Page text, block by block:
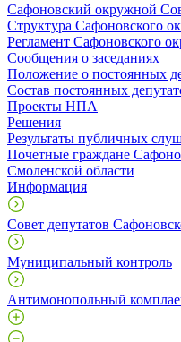
Сафоновский окружной
Структура Сафоновского
Регламент Сафоновского
Сообщения о заседаниях
Положение о постоянных
Состав постоянных
Проекты НПА
Решения
Результаты публичных
Почетные граждане
Смоленской области
Информация
Совет депутатов
Муниципальный контроль
Антимонопольный